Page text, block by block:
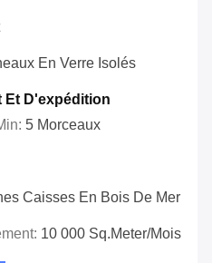
En Verre Isolés
Et D'expédition
5 Morceaux
Caisses En Bois De Mer
10 000 Sq.meter/mois